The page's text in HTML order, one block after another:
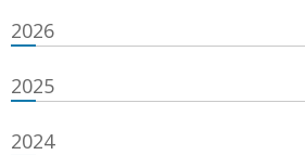
2026
2025
2024